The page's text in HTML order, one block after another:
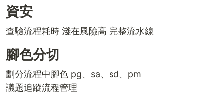
資安
查驗流程耗時 淺在風險高 完整流水線
腳色分切
劃分流程中腳色 pg、sa、sd、pm
議題追蹤流程管理